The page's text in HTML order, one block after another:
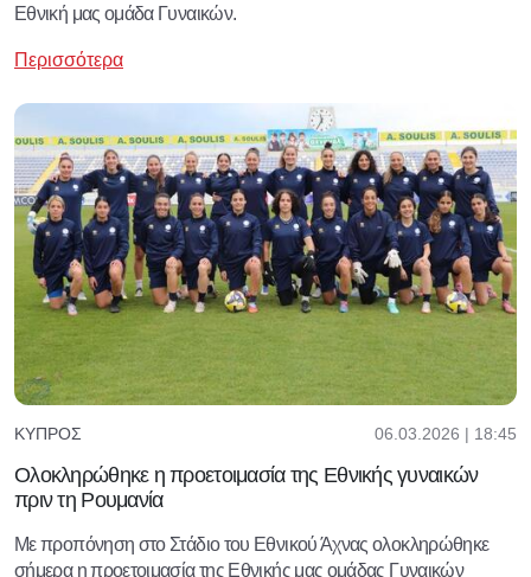
Εθνική μας ομάδα Γυναικών.
Περισσότερα
ΚΎΠΡΟΣ 06.03.2026 | 18:45
Ολοκληρώθηκε η προετοιμασία της Εθνικής γυναικών
πριν τη Ρουμανία
Με προπόνηση στο Στάδιο του Εθνικού Άχνας ολοκληρώθηκε
σήμερα η προετοιμασία της Εθνικής μας ομάδας Γυναικών